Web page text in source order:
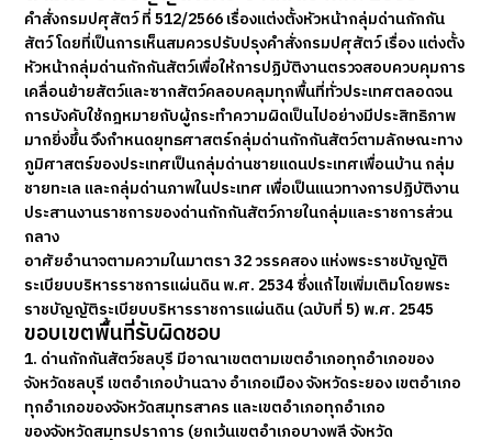
คำสั่งกรมปศุสัตว์ ที่ 512/2566 เรื่องแต่งตั้งหัวหน้ากลุ่มด่านกักกัน
สัตว์ โดยที่เป็นการเห็นสมควรปรับปรุงคำสั่งกรมปศุสัตว์ เรื่อง แต่งตั้ง
หัวหน้ากลุ่มด่านกักกันสัตว์เพื่อให้การปฏิบัติงานตรวจสอบควบคุมการ
เคลื่อนย้ายสัตว์และซากสัตว์คลอบคลุมทุกพื้นที่ทั่วประเทศตลอดจน
การบังคับใช้กฎหมายกับผู้กระทำความผิดเป็นไปอย่างมีประสิทธิภาพ
มากยิ่งขึ้น จึงกำหนดยุทธศาสตร์กลุ่มด่านกักกันสัตว์ตามลักษณะทาง
ภูมิศาสตร์ของประเทศเป็นกลุ่มด่านชายแดนประเทศเพื่อนบ้าน กลุ่ม
ชายทะเล และกลุ่มด่านภาพในประเทศ เพื่อเป็นแนวทางการปฏิบัติงาน
ประสานงานราชการของด่านกักกันสัตว์ภายในกลุ่มและราชการส่วน
กลาง
อาศัยอำนาจตามความในมาตรา 32 วรรคสอง แห่งพระราชบัญญัติ
ระเบียบบริหารราชการแผ่นดิน พ.ศ. 2534 ซึ่งแก้ไขเพิ่มเติมโดยพระ
ราชบัญญัติระเบียบบริหารราชการแผ่นดิน (ฉบับที่ 5) พ.ศ. 2545
ขอบเขตพื้นที่รับผิดชอบ
1. ด่านกักกันสัตว์ชลบุรี มีอาณาเขตตามเขตอำเภอทุกอำเภอของ
จังหวัดชลบุรี เขตอำเภอบ้านฉาง อำเภอเมือง จังหวัดระยอง เขตอำเภอ
ทุกอำเภอของจังหวัดสมุทรสาคร และเขตอำเภอทุกอำเภอ
ของจังหวัดสมุทรปราการ (ยกเว้นเขตอำเภอบางพลี จังหวัด